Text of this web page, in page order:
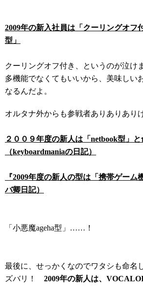
2009年の新入社員は「クーリングオフ
型」
クーリングオフ付き、というのが泣け
多機能でなくてもいいから、美味しい
なるんだよ。
オルタナ外からも参戦者ありありあり
２００９年度の新人は「netbook型」と
（keyboardmaniaの日記）
『2009年度の新人の型は「携帯ゲーム
バ卿日記）
「小悪魔ageha型」……！
最後に、せっかくなのでワタシも命名
ズバリ！ 2009年の新人は、